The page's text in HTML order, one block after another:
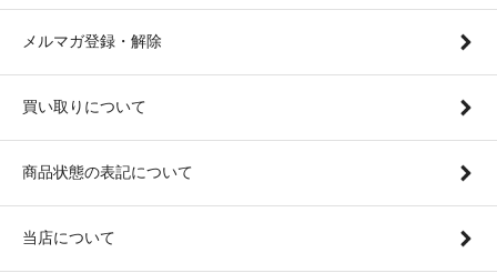
メルマガ登録・解除
買い取りについて
商品状態の表記について
当店について